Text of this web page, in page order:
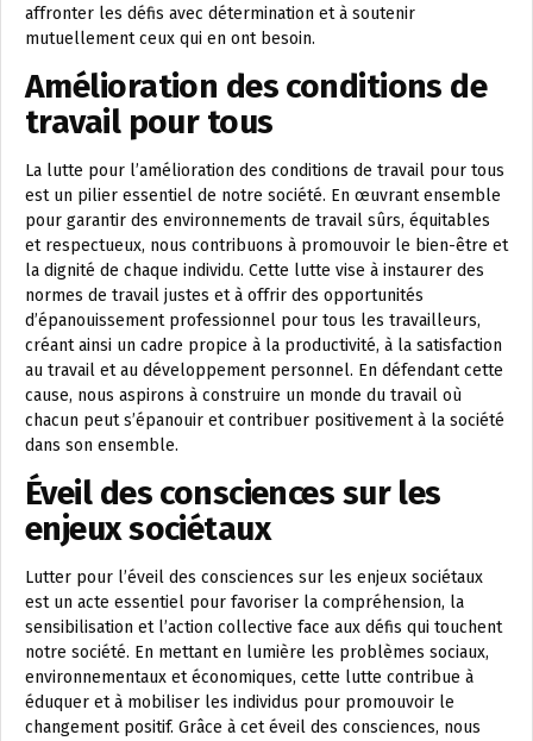
affronter les défis avec détermination et à soutenir
mutuellement ceux qui en ont besoin.
Amélioration des conditions de
travail pour tous
La lutte pour l’amélioration des conditions de travail pour tous
est un pilier essentiel de notre société. En œuvrant ensemble
pour garantir des environnements de travail sûrs, équitables
et respectueux, nous contribuons à promouvoir le bien-être et
la dignité de chaque individu. Cette lutte vise à instaurer des
normes de travail justes et à offrir des opportunités
d’épanouissement professionnel pour tous les travailleurs,
créant ainsi un cadre propice à la productivité, à la satisfaction
au travail et au développement personnel. En défendant cette
cause, nous aspirons à construire un monde du travail où
chacun peut s’épanouir et contribuer positivement à la société
dans son ensemble.
Éveil des consciences sur les
enjeux sociétaux
Lutter pour l’éveil des consciences sur les enjeux sociétaux
est un acte essentiel pour favoriser la compréhension, la
sensibilisation et l’action collective face aux défis qui touchent
notre société. En mettant en lumière les problèmes sociaux,
environnementaux et économiques, cette lutte contribue à
éduquer et à mobiliser les individus pour promouvoir le
changement positif. Grâce à cet éveil des consciences, nous